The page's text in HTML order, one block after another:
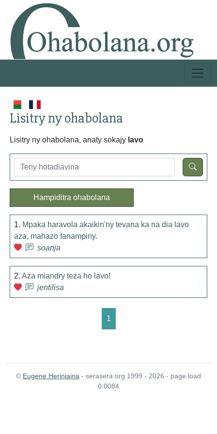
Lisitry ny ohabolana
Lisitry ny ohabolana, anaty sokajy lavo
Hampiditra ohabolana
1. Mpaka haravola akaikin'ny tevana ka na dia lavo
aza, mahazo fanampiny.
soanja
2. Aza miandry teza ho lavo!
jentilisa
1
© Eugene Heriniaina - serasera.org 1999 - 2026 - page load
0.0084